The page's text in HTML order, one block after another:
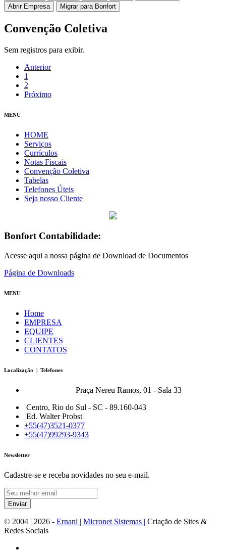
Abrir Empresa
Migrar para Bonfort
Convenção Coletiva
Sem registros para exibir.
Anterior
1
2
Próximo
MENU
HOME
Serviços
Currículos
Notas Fiscais
Convenção Coletiva
Tabelas
Telefones Úteis
Seja nosso Cliente
Bonfort Contabilidade:
Acesse aqui a nossa página de Download de Documentos
Página de Downloads
MENU
Home
EMPRESA
EQUIPE
CLIENTES
CONTATOS
Localização | Telefones
Praça Nereu Ramos, 01 - Sala 33
Centro, Rio do Sul - SC - 89.160-043
Ed. Walter Probst
+55(47)3521-0377
+55(47)99293-9343
Newsletter
Cadastre-se e receba novidades no seu e-mail.
Enviar
© 2004 | 2026 - Ernani | Micronet Sistemas | Criação de Sites &
Redes Sociais